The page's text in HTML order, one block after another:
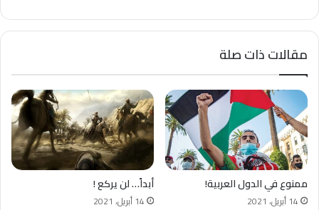
مقالات ذات صلة
ممنوع في الدول العربية!
14 أبريل، 2021
أبداً… لن يركع !
14 أبريل، 2021